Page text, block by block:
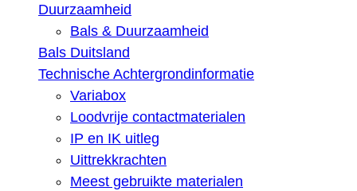
Duurzaamheid
Bals & Duurzaamheid
Bals Duitsland
Technische Achtergrondinformatie
Variabox
Loodvrije contactmaterialen
IP en IK uitleg
Uittrekkrachten
Meest gebruikte materialen